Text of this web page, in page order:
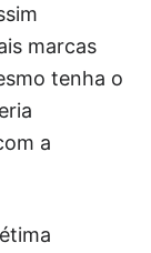
marcas
tenha o
a